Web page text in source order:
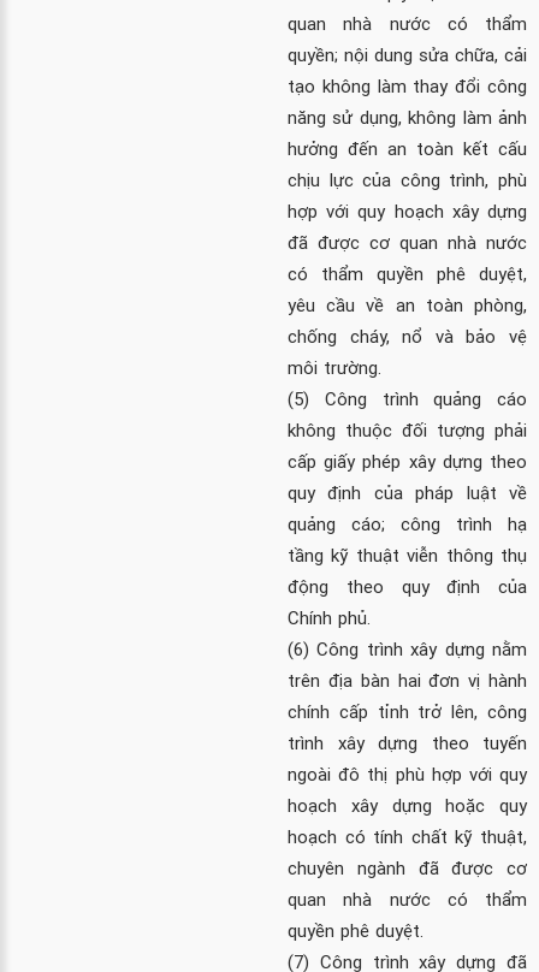
quan nhà nước có thẩm
quyền; nội dung sửa chữa, cải
tạo không làm thay đổi công
năng sử dụng, không làm ảnh
hưởng đến an toàn kết cấu
chịu lực của công trình, phù
hợp với quy hoạch xây dựng
đã được cơ quan nhà nước
có thẩm quyền phê duyệt,
yêu cầu về an toàn phòng,
chống cháy, nổ và bảo vệ
môi trường.
(5) Công trình quảng cáo
không thuộc đối tượng phải
cấp giấy phép xây dựng theo
quy định của pháp luật về
quảng cáo; công trình hạ
tầng kỹ thuật viễn thông thụ
động theo quy định của
Chính phủ.
(6) Công trình xây dựng nằm
trên địa bàn hai đơn vị hành
chính cấp tỉnh trở lên, công
trình xây dựng theo tuyến
ngoài đô thị phù hợp với quy
hoạch xây dựng hoặc quy
hoạch có tính chất kỹ thuật,
chuyên ngành đã được cơ
quan nhà nước có thẩm
quyền phê duyệt.
(7) Công trình xây dựng đã